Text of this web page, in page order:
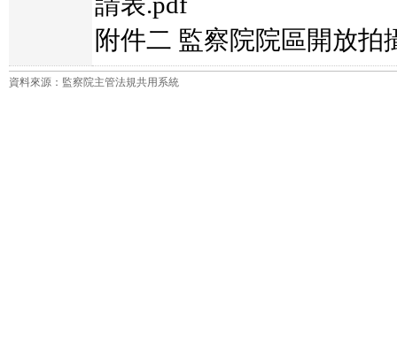
附件二 監察院院區開放拍
資料來源：監察院主管法規共用系統